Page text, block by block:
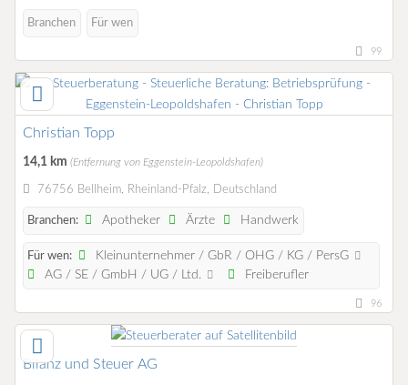
Branchen Für wen
99
Christian Topp
14,1 km (Entfernung von Eggenstein-Leopoldshafen)
76756 Bellheim, Rheinland-Pfalz, Deutschland
Branchen: Apotheker Ärzte Handwerk
Für wen:
Kleinunternehmer / GbR / OHG / KG / PersG
AG / SE / GmbH / UG / Ltd.
Freiberufler
96
Bilanz und Steuer AG